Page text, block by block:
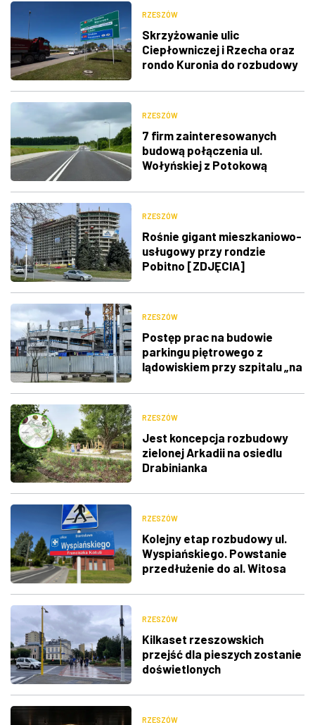
RZESZÓW
Skrzyżowanie ulic
Ciepłowniczej i Rzecha oraz
rondo Kuronia do rozbudowy
RZESZÓW
7 firm zainteresowanych
budową połączenia ul.
Wołyńskiej z Potokową
RZESZÓW
Rośnie gigant mieszkaniowo-
usługowy przy rondzie
Pobitno [ZDJĘCIA]
RZESZÓW
Postęp prac na budowie
parkingu piętrowego z
lądowiskiem przy szpitalu „na
RZESZÓW
Jest koncepcja rozbudowy
zielonej Arkadii na osiedlu
Drabinianka
RZESZÓW
Kolejny etap rozbudowy ul.
Wyspiańskiego. Powstanie
przedłużenie do al. Witosa
RZESZÓW
Kilkaset rzeszowskich
przejść dla pieszych zostanie
doświetlonych
RZESZÓW